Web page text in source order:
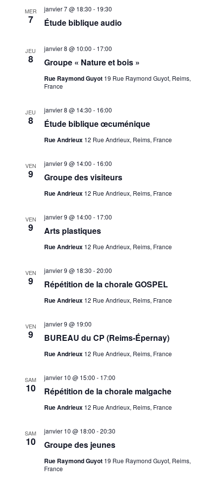
MER
7 Étude biblique audio
janvier 7 @ 18:30 - 19:30
JEU
8 Groupe « Nature et bois »
janvier 8 @ 10:00 - 17:00
Rue Raymond Guyot 19 Rue Raymond Guyot, Reims,
France
JEU
8 Étude biblique œcuménique
janvier 8 @ 14:30 - 16:00
Rue Andrieux 12 Rue Andrieux, Reims, France
VEN
9 Groupe des visiteurs
janvier 9 @ 14:00 - 16:00
Rue Andrieux 12 Rue Andrieux, Reims, France
VEN
9 Arts plastiques
janvier 9 @ 14:00 - 17:00
Rue Andrieux 12 Rue Andrieux, Reims, France
VEN
9 Répétition de la chorale GOSPEL
janvier 9 @ 18:30 -20:00
Rue Andrieux 12 Rue Andrieux, Reims, France
VEN
9 BUREAU du CP (Reims-Épernay)
janvier 9 @ 19:00
Rue Andrieux 12 Rue Andrieux, Reims, France
SAM
10 Répétition de la chorale malgache
janvier 10 @ 15:00 - 17:00
Rue Andrieux 12 Rue Andrieux, Reims, France
SAM
10 Groupe des jeunes
janvier 10 @ 18:00 -20:30
Rue Raymond Guyot 19 Rue Raymond Guyot, Reims,
France